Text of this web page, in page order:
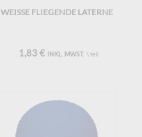
WEISSE FLIEGENDE LATERNE
1,83 € INKL. MWST. \ teil